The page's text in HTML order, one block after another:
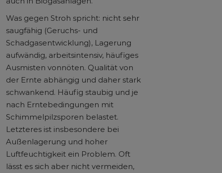
Was gegen Stroh spricht: nicht sehr
saugfähig (Geruchs- und
Schadgasentwicklung), Lagerung
aufwändig, arbeitsintensiv, häufiges
Ausmisten vonnöten. Qualität von
der Ernte abhängig und daher stark
schwankend. Häufig staubig und je
nach Erntebedingungen mit
Schimmelpilzsporen belastet.
Letzteres ist insbesondere bei
Außenlagerung und hoher
Luftfeuchtigkeit ein Problem. Oft
lässt es sich aber nicht vermeiden,